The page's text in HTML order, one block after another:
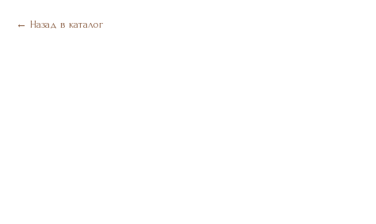
Назад в каталог